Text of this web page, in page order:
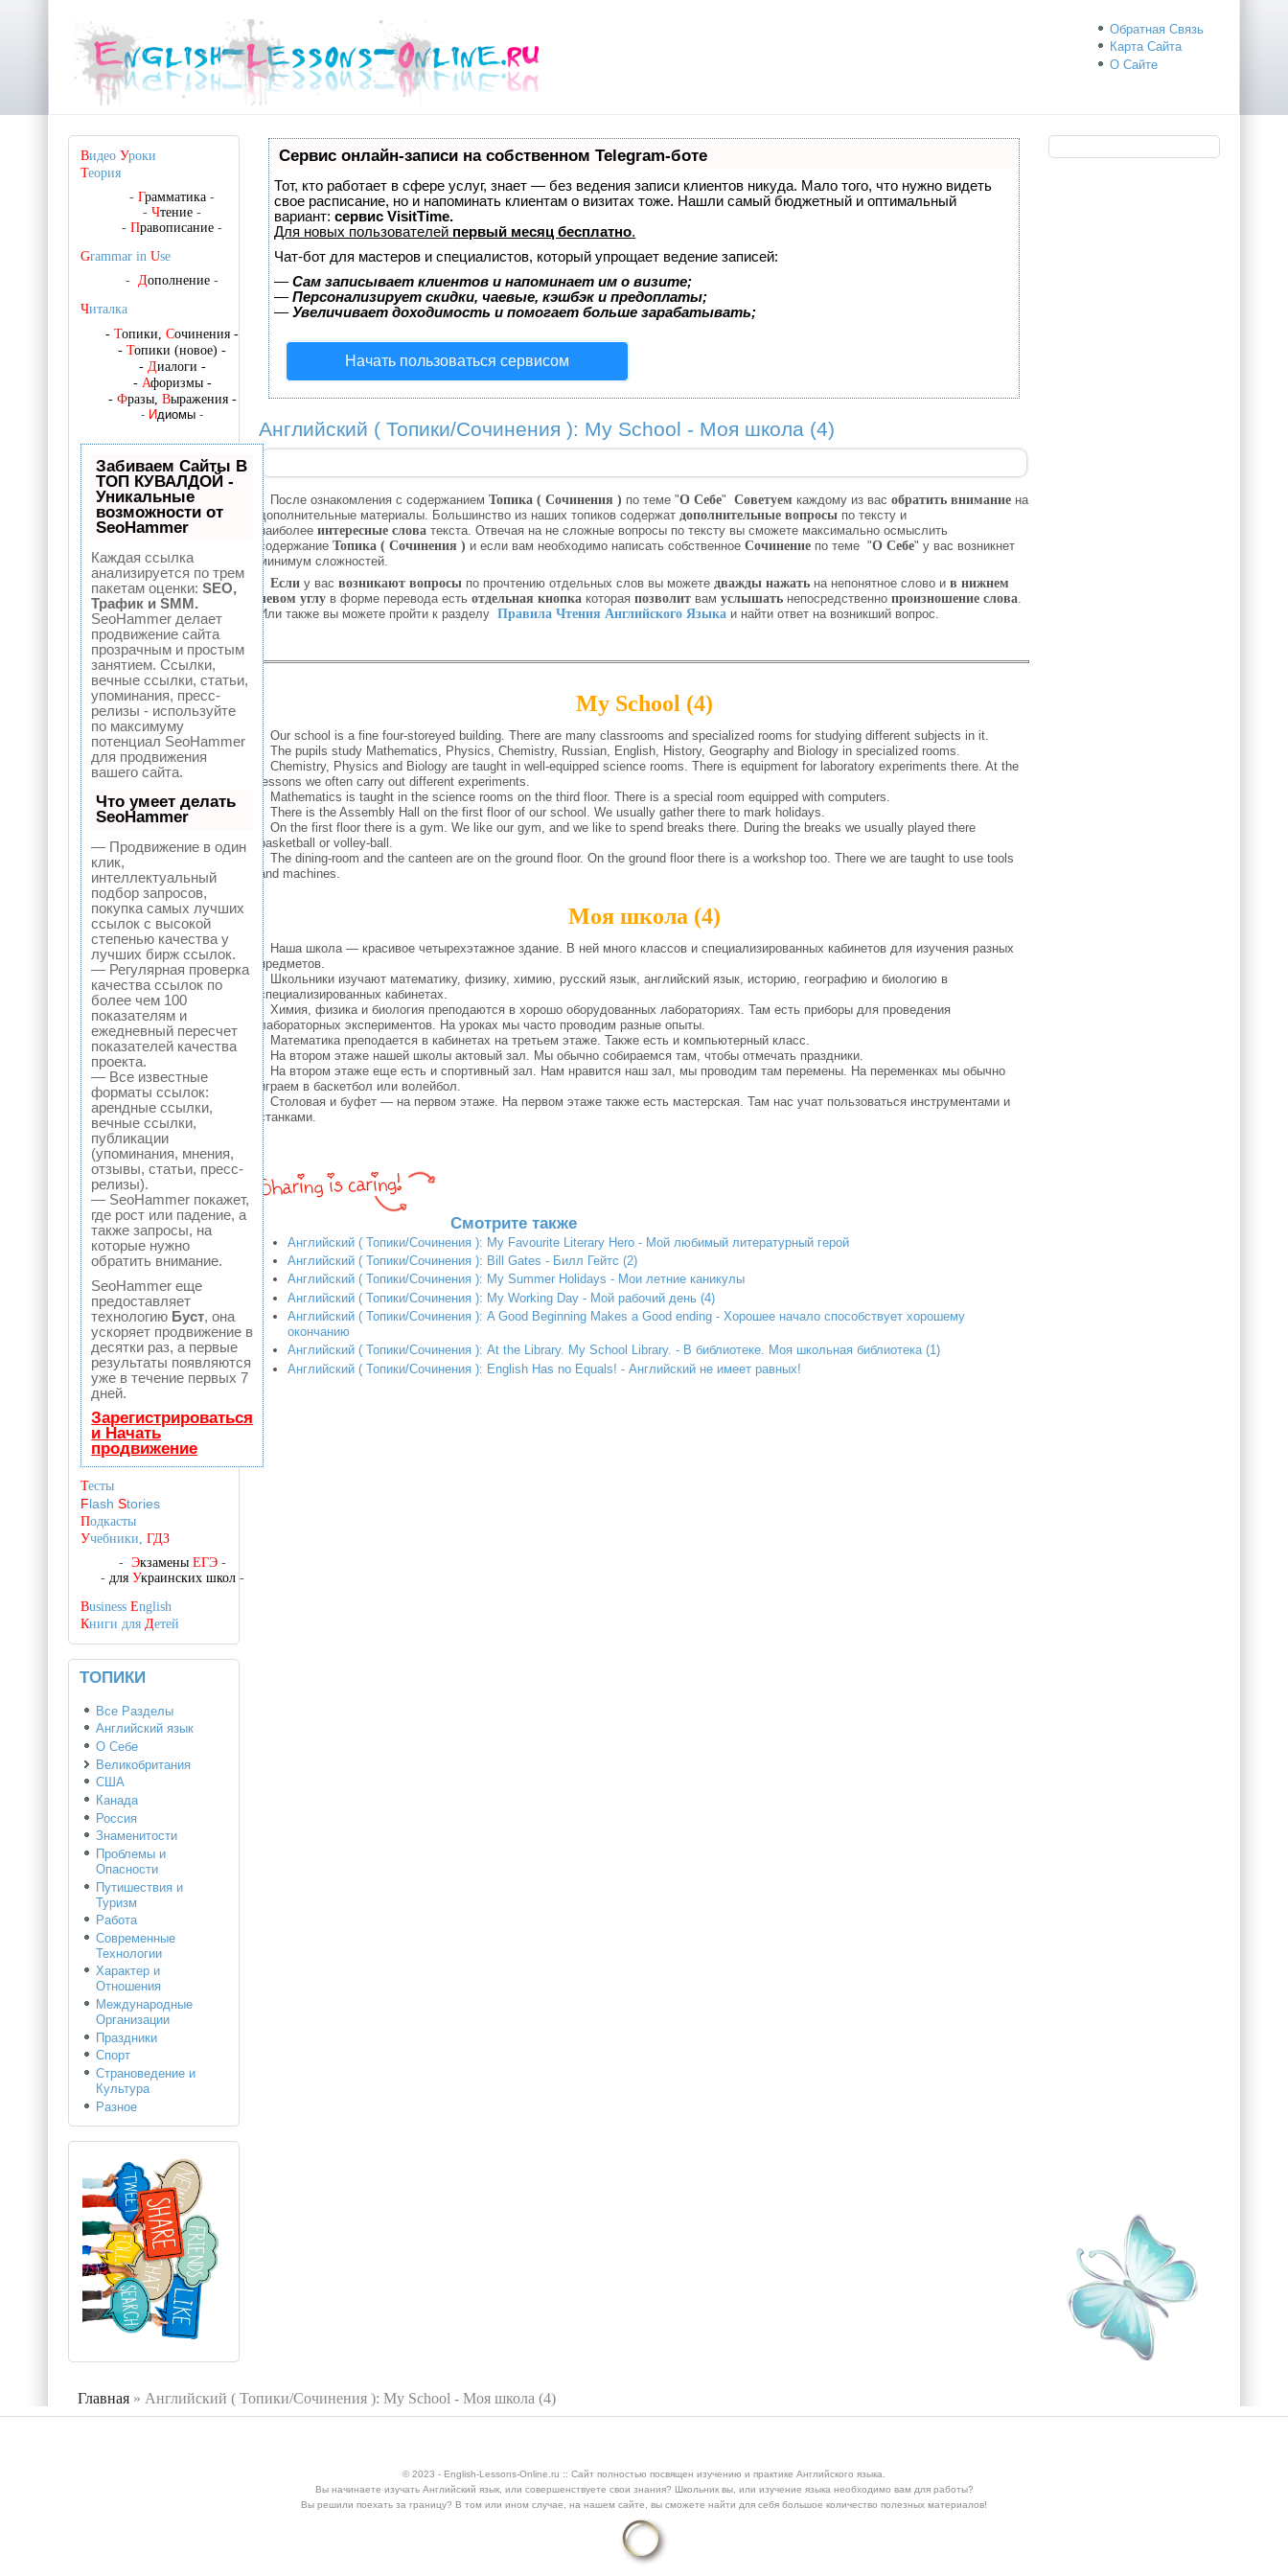
Обратная Связь
Карта Сайта
О Сайте
Сервис онлайн-записи на собственном Telegram-боте
Тот, кто работает в сфере услуг, знает — без ведения записи клиентов никуда. Мало того, что нужно видеть
свое расписание, но и напоминать клиентам о визитах тоже. Нашли самый бюджетный и оптимальный
вариант:сервис VisitTime.
Для новых пользователей первый месяц бесплатно.
Чат-бот для мастеров и специалистов, который упрощает ведение записей:
—Сам записывает клиентов и напоминает им о визите;
—Персонализирует скидки, чаевые, кэшбэк и предоплаты;
—Увеличивает доходимость и помогает больше зарабатывать;
Начать пользоваться сервисом
Английский ( Топики/Сочинения ): My School - Моя школа (4)
После ознакомления с содержаниемТопика ( Сочинения ) по теме "О Себе" Советуем каждому из васобратить внимание на
дополнительные материалы. Большинство из наших топиков содержатдополнительные вопросы по тексту и
наиболееинтересные слова текста. Отвечая на не сложные вопросы по тексту вы сможете максимально осмыслить
содержаниеТопика ( Сочинения ) и если вам необходимо написать собственноеСочинение по теме "О Себе" у вас возникнет
минимум сложностей.
Если у васвозникают вопросы по прочтению отдельных слов вы можете дважды нажать на непонятное слово и в нижнем
левом углу в форме перевода естьотдельная кнопка котораяпозволит вамуслышать непосредственно произношение слова
Или также вы можете пройти к разделуПравила Чтения Английского Языка и найти ответ на возникший вопрос.
My School (4)
Our school is a fine four-storeyed building. There are many classrooms and specialized rooms for studying different subjects in it.
The pupils study Mathematics, Physics, Chemistry, Russian, English, History, Geography and Biology in specialized rooms.
Chemistry, Physics and Biology are taught in well-equipped science rooms. There is equipment for laboratory experiments there. At the
lessons we often carry out different experiments.
Mathematics is taught in the science rooms on the third floor. There is a special room equipped with computers.
There is the Assembly Hall on the first floor of our school. We usually gather there to mark holidays.
On the first floor there is a gym. We like our gym, and we like to spend breaks there. During the breaks we usually played there
basketball or volley-ball.
The dining-room and the canteen are on the ground floor. On the ground floor there is a workshop too. There we are taught to use tools
and machines.
Моя школа (4)
Наша школа — красивое четырехэтажное здание. В ней много классов и специализированных кабинетов для изучения разных
предметов.
Школьники изучают математику, физику, химию, русский язык, английский язык, историю, географию и биологию в
специализированных кабинетах.
Химия, физика и биология преподаются в хорошо оборудованных лабораториях. Там есть приборы для проведения
лабораторных экспериментов. На уроках мы часто проводим разные опыты.
Математика преподается в кабинетах на третьем этаже. Также есть и компьютерный класс.
На втором этаже нашей школы актовый зал. Мы обычно собираемся там, чтобы отмечать праздники.
На втором этаже еще есть и спортивный зал. Нам нравится наш зал, мы проводим там перемены. На переменках мы обычно
играем в баскетбол или волейбол.
Столовая и буфет — на первом этаже. На первом этаже также есть мастерская. Там нас учат пользоваться инструментами и
станками.
Смотрите также
Английский ( Топики/Сочинения ): My Favourite Literary Hero - Мой любимый литературный герой
Английский ( Топики/Сочинения ): Bill Gates - Билл Гейтс (2)
Английский ( Топики/Сочинения ): My Summer Holidays - Мои летние каникулы
Английский ( Топики/Сочинения ): My Working Day - Мой рабочий день (4)
Английский ( Топики/Сочинения ): A Good Beginning Makes a Good ending - Хорошее начало способствует хорошему
окончанию
Английский ( Топики/Сочинения ): At the Library. My School Library. - В библиотеке. Моя школьная библиотека (1)
Английский ( Топики/Сочинения ): English Has no Equals! - Английский не имеет равных!
Видео Уроки
Теория
-Грамматика -
-Чтение -
-Правописание -
Grammar inUse
- Дополнение -
Читалка
-Топики,Сочинения -
-Топики (новое) -
- Диалоги -
- Афоризмы-
- Фразы, Выражения-
- Идиомы -
Забиваем Сайты В
ТОП КУВАЛДОЙ -
Уникальные
возможности от
SeoHammer
Каждая ссылка
анализируется по трем
пакетам оценки:SEO,
Трафик и SMM.
SeoHammer делает
продвижение сайта
прозрачным и простым
занятием. Ссылки,
вечные ссылки, статьи,
упоминания, пресс-
релизы - используйте
по максимуму
потенциал SeoHammer
для продвижения
вашего сайта.
Что умеет делать
SeoHammer
— Продвижение в один
клик,
интеллектуальный
подбор запросов,
покупка самых лучших
ссылок с высокой
степенью качества у
лучших бирж ссылок.
— Регулярная проверка
качества ссылок по
более чем 100
показателям и
ежедневный пересчет
показателей качества
проекта.
— Все известные
форматы ссылок:
арендные ссылки,
вечные ссылки,
публикации
(упоминания, мнения,
отзывы, статьи, пресс-
релизы).
— SeoHammer покажет,
где рост или падение, а
также запросы, на
которые нужно
обратить внимание.
SeoHammer еще
предоставляет
технологию Буст, она
ускоряет продвижение в
десятки раз, а первые
результаты появляются
уже в течение первых 7
дней.
Зарегистрироваться
и Начать
продвижение
Тесты
Flash Stories
Подкасты
Учебники, ГДЗ
- Экзамены ЕГЭ-
- для Украинских школ-
BusinessEnglish
Книги дляДетей
ТОПИКИ
Все Разделы
Английский язык
О Себе
Великобритания
США
Канада
Россия
Знаменитости
Проблемы и
Опасности
Путишествия и
Туризм
Работа
Современные
Технологии
Характер и
Отношения
Международные
Организации
Праздники
Спорт
Страноведение и
Культура
Разное
Вы здесь
Главная » Английский ( Топики/Сочинения ): My School - Моя школа (4)
© 2023 - English-Lessons-Online.ru :: Сайт полностью посвящен изучению и практике Английского языка.
Вы начинаете изучать Английский язык, или совершенствуете свои знания? Школьник вы, или изучение языка необходимо вам для работы?
Вы решили поехать за границу? В том или ином случае, на нашем сайте, вы сможете найти для себя большое количество полезных материалов!